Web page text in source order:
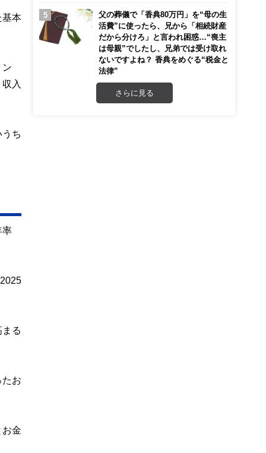
基本
ン
入
ち
率
る
たお
お金
父の葬儀で「香典80万円」を“母の生
活費”に使ったら、兄から「相続財産
だから分けろ」と言われ困惑…“喪主
は母親”でしたし、兄弟では受け取れ
ないですよね？ 香典をめぐる“税金と
法律”
さらに見る